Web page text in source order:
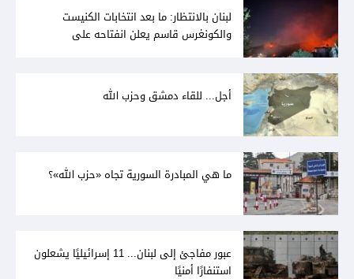
لبنان بالانتظار: ما بعد انتخابات الكنيست
والكونغرس قاسم يعلن انفتاحه على
أجل... للقاء دمشق وحزب الله
ما هي المبادرة السورية تجاه «حزب الله»؟
عبور مفاجئ إلى لبنان... 11 إسرائيليًا يشعلون
استنفارًا أمنيًا